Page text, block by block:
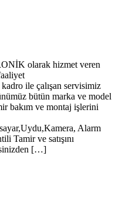
olarak hizmet veren
ile çalışan servisimiz
bütün marka ve model
bakım ve montaj işlerini
Alarm
Tamir ve satışını
[…]